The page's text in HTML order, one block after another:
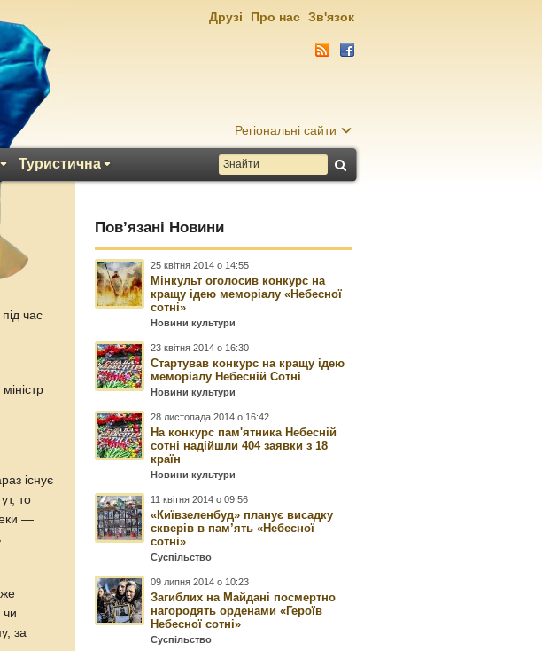
Регіональні сайти
Туристична
Друзі Про нас Зв'язок
час
існує
то
—
чи
за
Пов’язані Новини
25 квітня 2014 о 14:55
Мінкульт оголосив конкурс на
кращу ідею меморіалу «Небесної
сотні»
Новини культури
23 квітня 2014 о 16:30
Стартував конкурс на кращу ідею
меморіалу Небесній Сотні
Новини культури
28 листопада 2014 о 16:42
На конкурс пам'ятника Небесній
сотні надійшли 404 заявки з 18
країн
Новини культури
11 квітня 2014 о 09:56
«Київзеленбуд» планує висадку
скверів в пам’ять «Небесної
сотні»
Суспільство
09 липня 2014 о 10:23
Загиблих на Майдані посмертно
нагородять орденами «Героїв
Небесної сотні»
Суспільство